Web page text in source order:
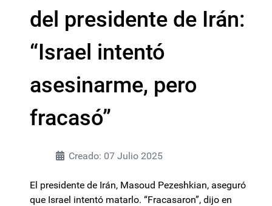
del presidente de Irán:
“Israel intentó
asesinarme, pero
fracasó”
Creado: 07 Julio 2025
El presidente de Irán, Masoud Pezeshkian, aseguró
que Israel intentó matarlo. “Fracasaron”, dijo en